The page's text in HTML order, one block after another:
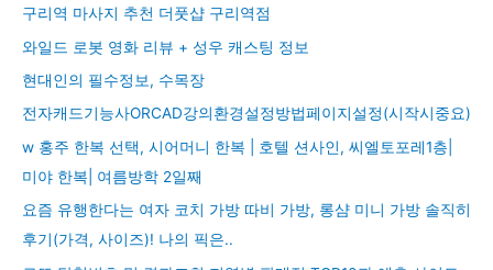
구리역 마사지 추천 더풋샵 구리역점
와일드 로봇 영화 리뷰 + 성우 캐스팅 정보
현대인의 필수정보, 수목장
전자캐드기능사ORCAD강의환경설정방법페이지설정(시작시중요)
w 홍주 한복 선택, 시어머니 한복 | 호텔 션사인, 씨엘토포레1층|
미야 한복| 여름방학 2일째
요즘 유행한다는 여자 코치 가방 따비 가방, 롱샴 미니 가방 솔직히
후기(가격, 사이즈)! 나의 픽은..